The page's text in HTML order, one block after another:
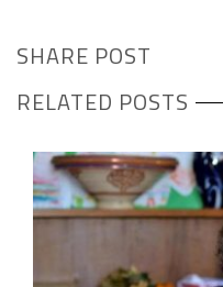
SHARE POST
RELATED POSTS